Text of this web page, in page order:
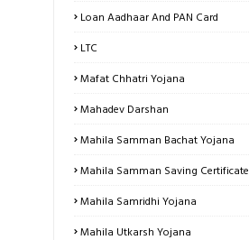
Loan Aadhaar And PAN Card
LTC
Mafat Chhatri Yojana
Mahadev Darshan
Mahila Samman Bachat Yojana
Mahila Samman Saving Certificate
Mahila Samridhi Yojana
Mahila Utkarsh Yojana